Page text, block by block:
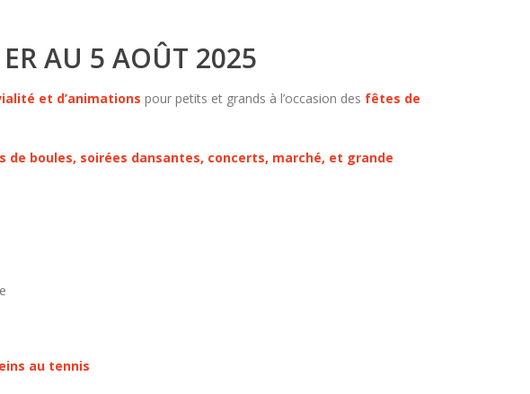
AU 5 AOÛT 2025
et d’animations pour petits et grands à l’occasion des fêtes de
de boules, soirées dansantes, concerts, marché, et grande
au tennis